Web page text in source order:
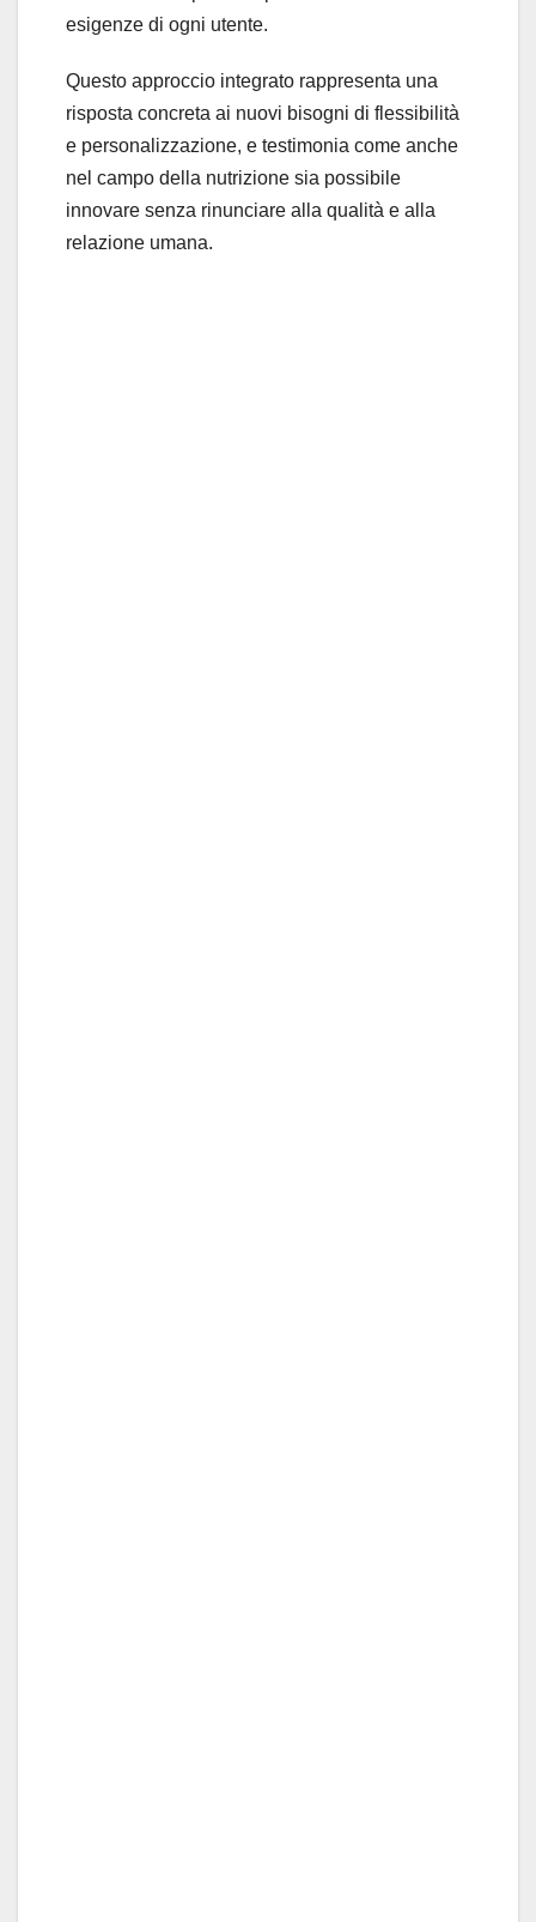
esigenze di ogni utente.
Questo approccio integrato rappresenta una
risposta concreta ai nuovi bisogni di flessibilità
e personalizzazione, e testimonia come anche
nel campo della nutrizione sia possibile
innovare senza rinunciare alla qualità e alla
relazione umana.